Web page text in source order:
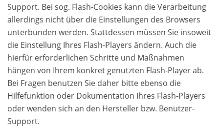
Support. Bei sog. Flash-Cookies kann die Verarbeitung
allerdings nicht über die Einstellungen des Browsers
unterbunden werden. Stattdessen müssen Sie insoweit
die Einstellung Ihres Flash-Players ändern. Auch die
hierfür erforderlichen Schritte und Maßnahmen
hängen von Ihrem konkret genutzten Flash-Player ab.
Bei Fragen benutzen Sie daher bitte ebenso die
Hilfefunktion oder Dokumentation Ihres Flash-Players
oder wenden sich an den Hersteller bzw. Benutzer-
Support.